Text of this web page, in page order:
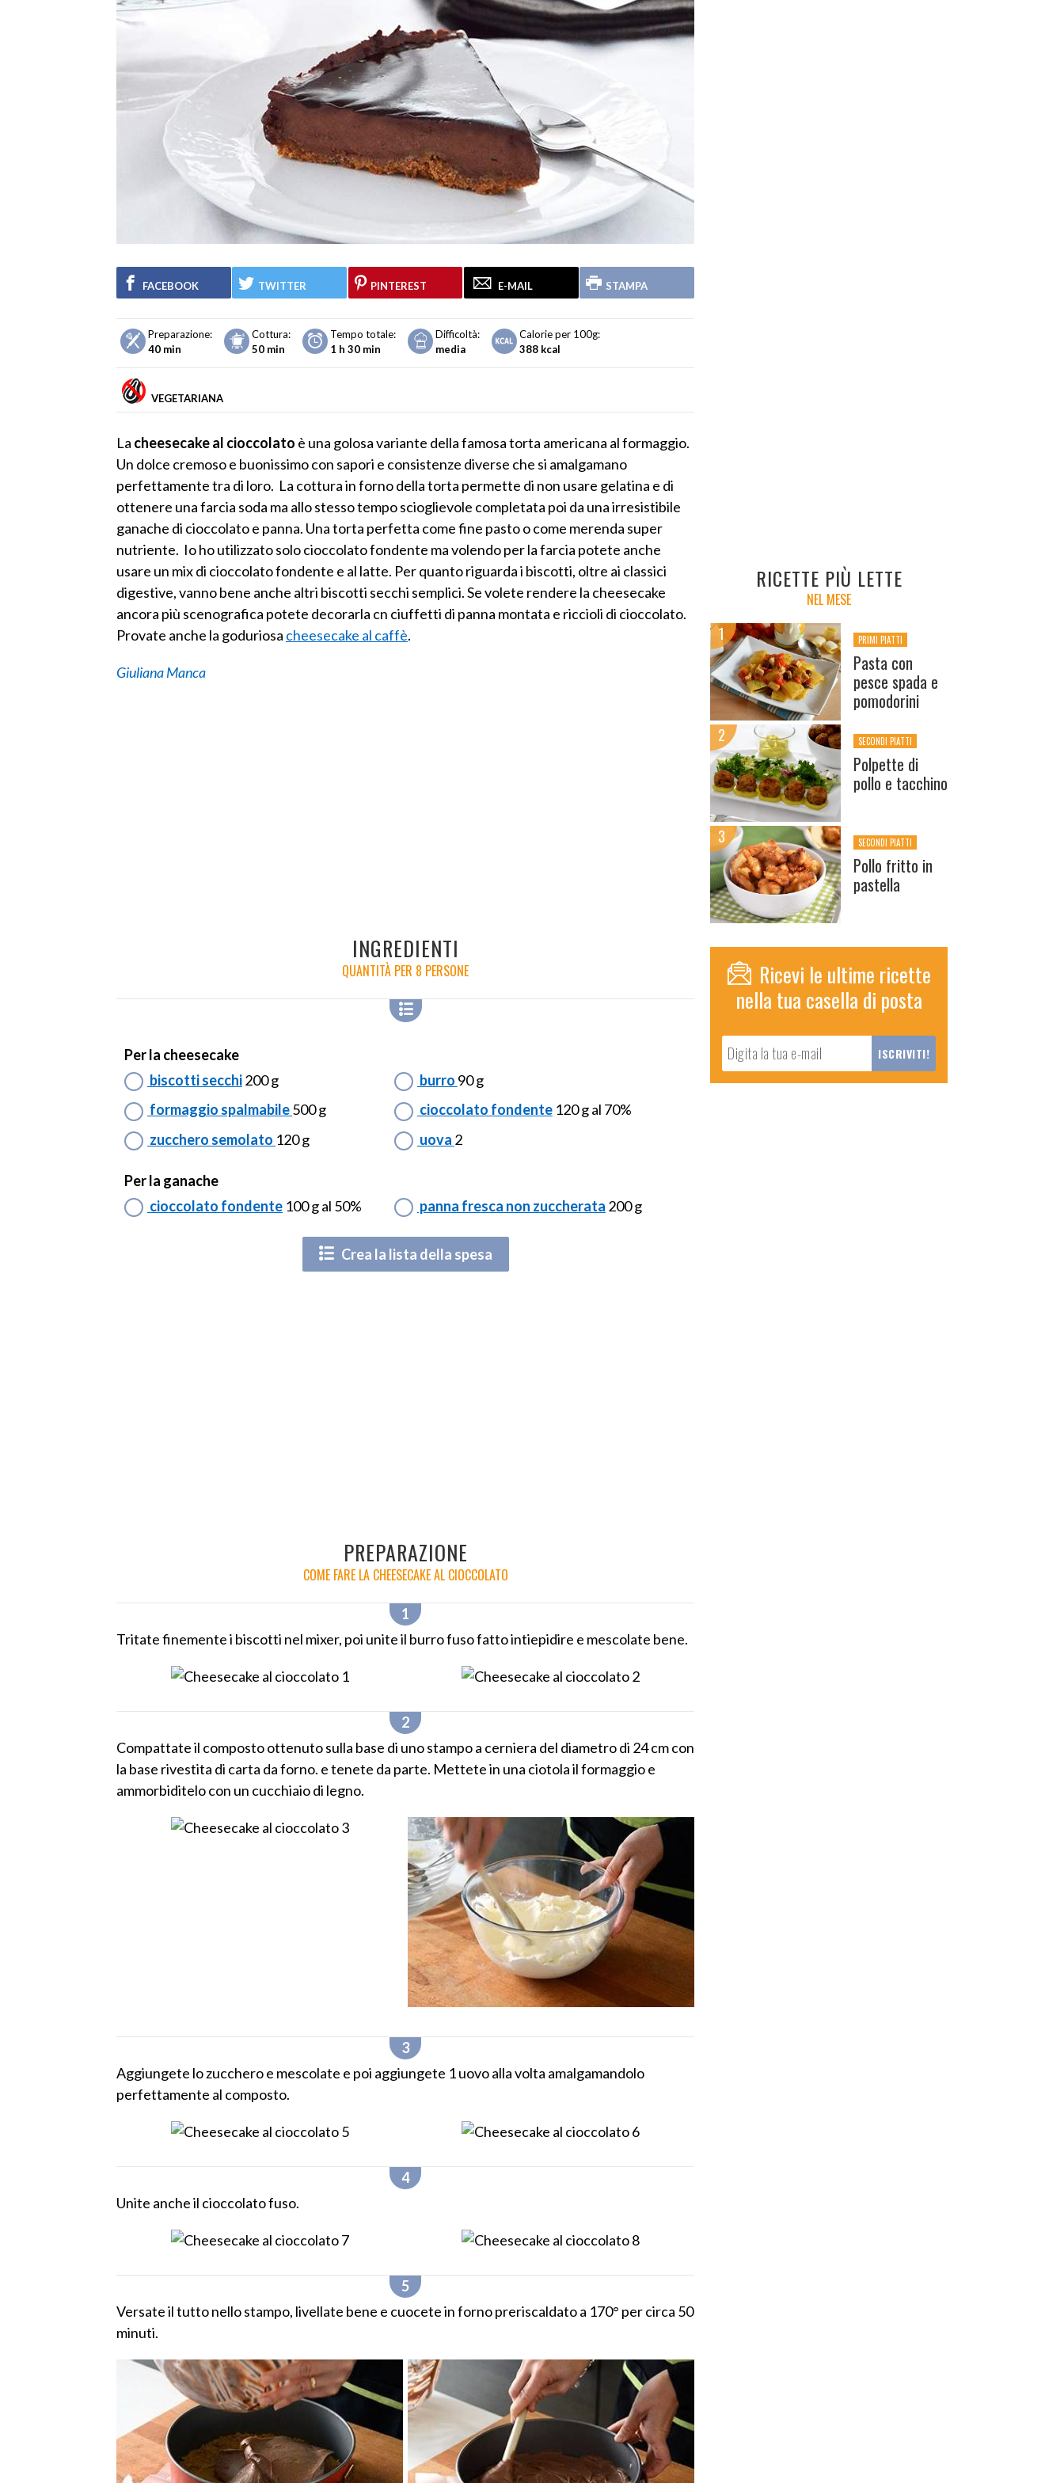
RICETTE PIÙ LETTE
NEL MESE
PRIMI PIATTI
Pasta con
pesce spada e
pomodorini
SECONDI PIATTI
Polpette di
pollo e tacchino
SECONDI PIATTI
Pollo fritto in
pastella
Ricevi le ultime ricette
nella tua casella di posta
FACEBOOK TWITTER PINTEREST E-MAIL STAMPA
Preparazione:
40 min
Cottura:
50 min
Tempo totale:
1 h 30 min
Difficoltà:
media
Calorie per 100g:
388 kcal
VEGETARIANA
La cheesecake al cioccolato è una golosa variante della famosa torta americana al formaggio.
Un dolce cremoso e buonissimo con sapori e consistenze diverse che si amalgamano
perfettamente tra di loro. La cottura in forno della torta permette di non usare gelatina e di
ottenere una farcia soda ma allo stesso tempo scioglievole completata poi da una irresistibile
ganache di cioccolato e panna. Una torta perfetta come fine pasto o come merenda super
nutriente. Io ho utilizzato solo cioccolato fondente ma volendo per la farcia potete anche
usare un mix di cioccolato fondente e al latte. Per quanto riguarda i biscotti, oltre ai classici
digestive, vanno bene anche altri biscotti secchi semplici. Se volete rendere la cheesecake
ancora più scenografica potete decorarla cn ciuffetti di panna montata e riccioli di cioccolato.
Provate anche la goduriosa cheesecake al caffè.
Giuliana Manca
INGREDIENTI
QUANTITÀ PER 8 PERSONE
Per la cheesecake
biscotti secchi200 g burro 90 g
formaggio spalmabile500 g cioccolato fondente120 g al 70%
zucchero semolato 120 g uova 2
Per la ganache
cioccolato fondente 100 g al 50% panna fresca non zuccherata 200 g
Crea la lista della spesa
PREPARAZIONE
COME FARE LA CHEESECAKE AL CIOCCOLATO
Tritate finemente i biscotti nel mixer, poi unite il burro fuso fatto intiepidire e mescolate bene.
Compattate il composto ottenuto sulla base di uno stampo a cerniera del diametro di 24 cm con
la base rivestita di carta da forno. e tenete da parte. Mettete in una ciotola il formaggio e
ammorbiditelo con un cucchiaio di legno.
Aggiungete lo zucchero e mescolate e poi aggiungete 1 uovo alla volta amalgamandolo
perfettamente al composto.
Unite anche il cioccolato fuso.
Versate il tutto nello stampo, livellate bene e cuocete in forno preriscaldato a 170° per circa 50
minuti.